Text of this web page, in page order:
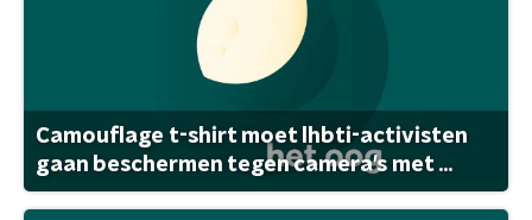
Camouflage t-shirt moet lhbti-activisten
gaan beschermen tegen camera's met ...